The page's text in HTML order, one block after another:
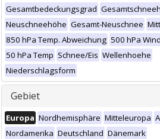
Gesamtbedeckungsgrad
Neuschneehöhe Gesamt-Neuschnee
850 hPa Temp. Abweichung 500 hPa Wind
50 hPa Temp Schnee/Eis Wellenhoehe
Niederschlagsform
Gebiet
Europa Nordhemisphäre Mitteleuropa
Nordamerika Deutschland Dänemark